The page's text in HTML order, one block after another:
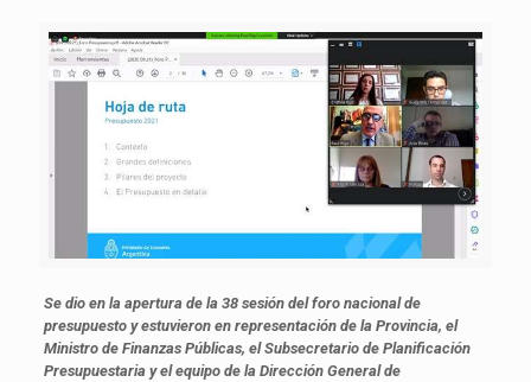
Se dio en la apertura de la 38 sesión del foro nacional de
presupuesto y estuvieron en representación de la Provincia, el
Ministro de Finanzas Públicas, el Subsecretario de Planificación
Presupuestaria y el equipo de la Dirección General de